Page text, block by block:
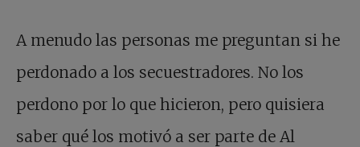
A menudo las personas me preguntan si he
perdonado a los secuestradores. No los
perdono por lo que hicieron, pero quisiera
saber qué los motivó a ser parte de Al